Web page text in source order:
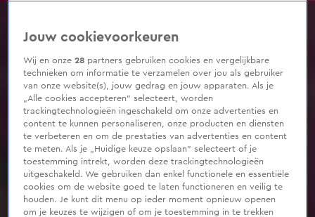
0
Jouw cookievoorkeuren
Wij en onze28 partners gebruiken cookies en vergelijkbare
technieken om informatie te verzamelen over jou als gebruiker
van onze website(s), jouw gedrag en jouw apparaten. Als je
„Alle cookies accepteren” selecteert, worden
trackingtechnologieën ingeschakeld om onze advertenties en
content te kunnen personaliseren, onze producten en diensten
te verbeteren en om de prestaties van advertenties en content
te meten. Als je „Huidige keuze opslaan” selecteert of je
toestemming intrekt, worden deze trackingtechnologieën
uitgeschakeld. We gebruiken dan enkel functionele en essentiële
cookies om de website goed te laten functioneren en veilig te
houden. Je kunt dit menu op ieder moment opnieuw openen
om je keuzes te wijzigen of om je toestemming in te trekken